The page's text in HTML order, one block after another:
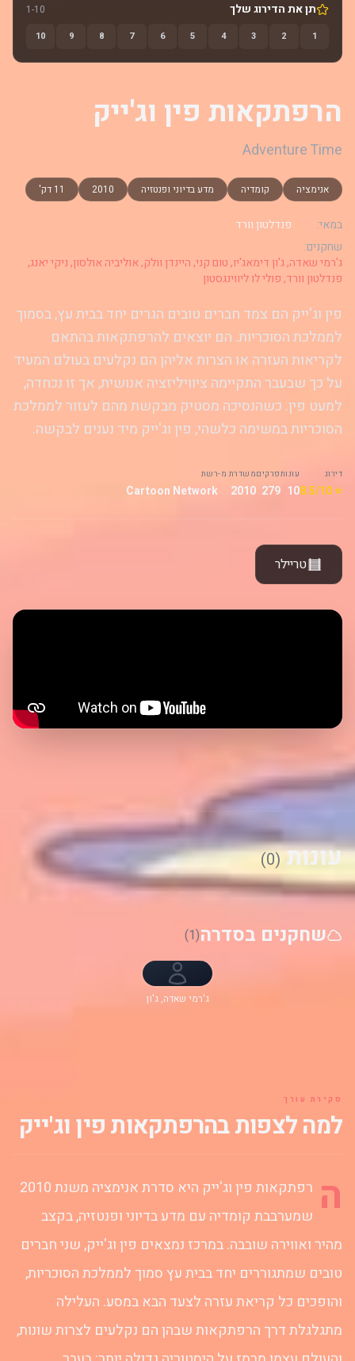
תן את הדירוג שלך 1-10
1
2
3
4
5
6
7
8
9
10
הרפתקאות פין וג'ייק
Adventure Time
אנימציה קומדיה מדע בדיוני ופנטזיה 2010 11 דק'
במאי:
פנדלטון וורד
שחקנים:
ג'רמי שאדה, ג'ון דימאג'יו, טום קני, היינדן וולק, אוליביה אולסון, ניקי יאנג,
פנדלטון וורד, פולי לו ליווינגסטון
פין וג'ייק הם צמד חברים טובים הגרים יחד בבית עץ, בסמוך
לממלכת הסוכריות. הם יוצאים להרפתקאות בהתאם
לקריאות העזרה או הצרות אליהן הם נקלעים בעולם המעיד
על כך שבעבר התקיימה ציוויליזציה אנושית, אך זו נכחדה,
למעט פין. כשהנסיכה מסטיק מבקשת מהם לעזור לממלכת
הסוכריות במשימה כלשהי, פין וג'ייק מיד נענים לבקשה.
דירוג
⭐ 8.5/10
עונות
10
פרקים
279
משדרת מ-
2010
רשת
Cartoon Network
טריילר
עונות(0)
שחקנים בסדרה(1)
ג'רמי שאדה, ג'ון
סקירת עורך
למה לצפות בהרפתקאות פין וג'ייק
ה
רפתקאות פין וג'ייק היא סדרת אנימציה משנת 2010
שמערבבת קומדיה עם מדע בדיוני ופנטזיה, בקצב
מהיר ואווירה שובבה. במרכז נמצאים פין וג'ייק, שני חברים
טובים שמתגוררים יחד בבית עץ סמוך לממלכת הסוכריות,
והופכים כל קריאת עזרה לצעד הבא במסע. העלילה
מתגלגלת דרך הרפתקאות שבהן הם נקלעים לצרות שונות,